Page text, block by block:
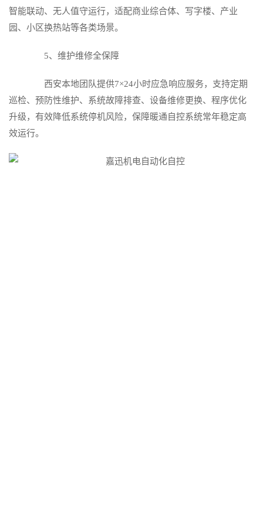
智能联动、无人值守运行，适配商业综合体、写字楼、产业
园、小区换热站等各类场景。
5、维护维修全保障
西安本地团队提供7×24小时应急响应服务，支持定期
巡检、预防性维护、系统故障排查、设备维修更换、程序优化
升级，有效降低系统停机风险，保障暖通自控系统常年稳定高
效运行。